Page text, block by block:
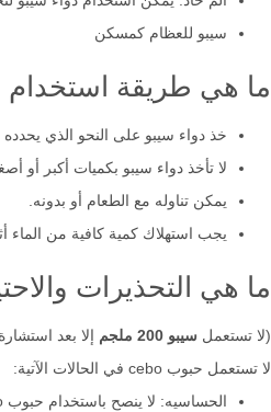
سيبو للعظام كمسكن
ما هي طريقة استخدام سيبو
خذ دواء سيبو على النحو الذي يحدده
لا تأخذ دواء سيبو بكميات أكبر أو
يمكن تناوله مع الطعام أو بدونه.
يجب استهلاك كمية كافية من الماء
ما هي التحذيرات
(لا تستعمل سيبو 200 ملجم
إلا بعد
لا تستعمل حبوب cebo في الحالات الآتية:
الحساسيه: لا ينصح باستخدام حبوب cebo إذا كان لديك حساسية معروفة من بريدنيزولون أو أي مكونات أخرى غير نشطة موجودة مع التركيبة.